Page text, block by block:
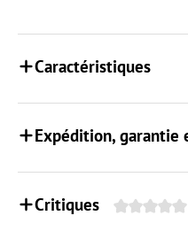
Caractéristiques
Expédition, garantie
Critiques